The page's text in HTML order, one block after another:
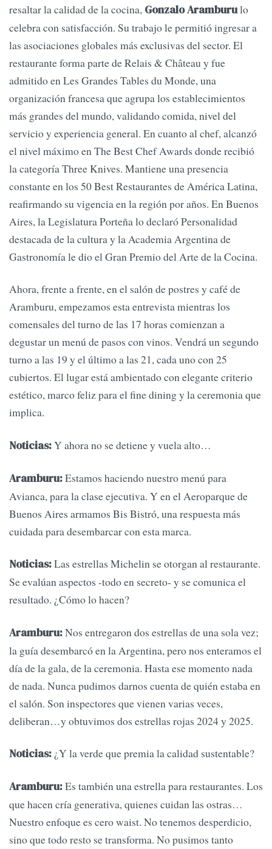
resaltar la calidad de la cocina, Gonzalo Aramburulo
celebra con satisfacción. Su trabajo le permitió ingresar a
las asociaciones globales más exclusivas del sector. El
restaurante forma parte de Relais & Château y fue
admitido en Les Grandes Tables du Monde, una
organización francesa que agrupa los establecimientos
más grandes del mundo, validando comida, nivel del
servicio y experiencia general. En cuanto al chef, alcanzó
el nivel máximo en The Best Chef Awards donde recibió
la categoría Three Knives. Mantiene una presencia
constante en los 50 Best Restaurantes de América Latina,
reafirmando su vigencia en la región por años. En Buenos
Aires, la Legislatura Porteña lo declaró Personalidad
destacada de la cultura y la Academia Argentina de
Gastronomía le dio el Gran Premio del Arte de la Cocina.
Ahora, frente a frente, en el salón de postres y café de
Aramburu, empezamos esta entrevista mientras los
comensales del turno de las 17 horas comienzan a
degustar un menú de pasos con vinos. Vendrá un segundo
turno a las 19 y el último a las 21, cada uno con 25
cubiertos. El lugar está ambientado con elegante criterio
estético, marco feliz para el fine dining y la ceremonia que
implica.
Noticias:Y ahora no se detiene y vuela alto…
Aramburu:Estamos haciendo nuestro menú para
Avianca, para la clase ejecutiva. Y en el Aeroparque de
Buenos Aires armamos Bis Bistró, una respuesta más
cuidada para desembarcar con esta marca.
Noticias:Las estrellas Michelin se otorgan al restaurante.
Se evalúan aspectos -todo en secreto- y se comunica el
resultado. ¿Cómo lo hacen?
Aramburu:Nos entregaron dos estrellas de una sola vez;
la guía desembarcó en la Argentina, pero nos enteramos el
día de la gala, de la ceremonia. Hasta ese momento nada
de nada. Nunca pudimos darnos cuenta de quién estaba en
el salón. Son inspectores que vienen varias veces,
deliberan…y obtuvimos dos estrellas rojas 2024 y 2025.
Noticias: ¿Y la verde que premia la calidad sustentable?
Aramburu:Es también una estrella para restaurantes. Los
que hacen cría generativa, quienes cuidan las ostras…
Nuestro enfoque es cero waist. No tenemos desperdicio,
sino que todo resto se transforma. No pusimos tanto